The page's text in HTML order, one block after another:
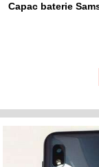
Capac baterie